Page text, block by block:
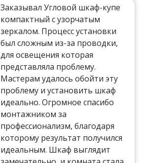
Заказывал Угловой шкаф-купе
компактный с узорчатым
зеркалом. Процесс установки
был сложным из-за проводки,
для освещения которая
представляла проблему.
Мастерам удалось обойти эту
проблему и установить шкаф
идеально. Огромное спасибо
монтажником за
профессионализм, благодаря
которому результат получился
идеальным. Шкаф выглядит